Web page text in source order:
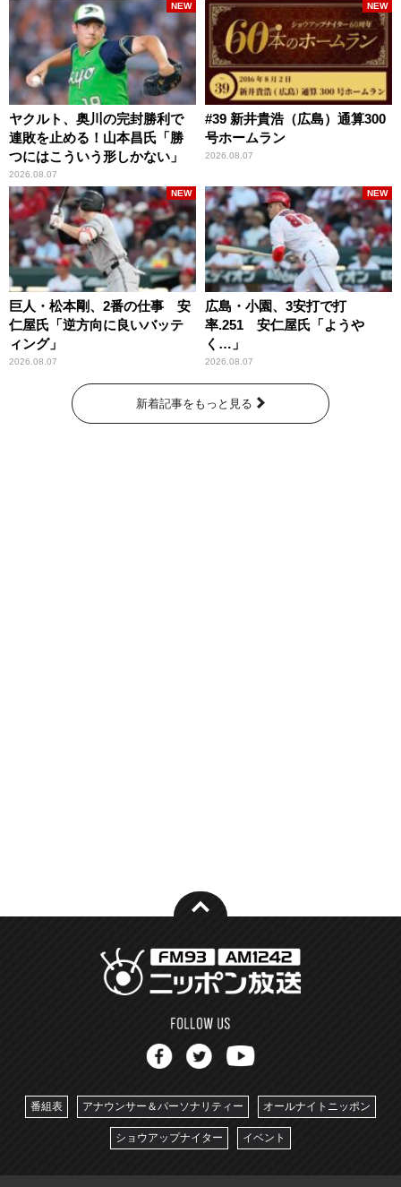
ヤクルト、奥川の完封勝利で
連敗を止める！山本昌氏「勝
つにはこういう形しかない」
2026.08.07
NEW
#39 新井貴浩（広島）通算300
号ホームラン
2026.08.07
NEW
巨人・松本剛、2番の仕事 安
仁屋氏「逆方向に良いバッテ
ィング」
2026.08.07
NEW
広島・小園、3安打で打
率.251 安仁屋氏「ようや
く…」
2026.08.07
NEW
新着記事をもっと見る
番組表 アナウンサー＆パーソナリティー オールナイトニッポン
ショウアップナイター イベント